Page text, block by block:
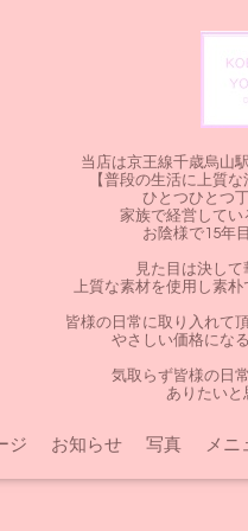
当店は京王線千歳烏山
【普段の生活に上質
ひとつひとつ
家族で経営して
お陰様で15年
見た目は決し
上質な素材を使用し素
皆様の日常に取り入れて
やさしい価格にな
気取らず皆様の日
ありたいと
ジ お知らせ 写真 メニ